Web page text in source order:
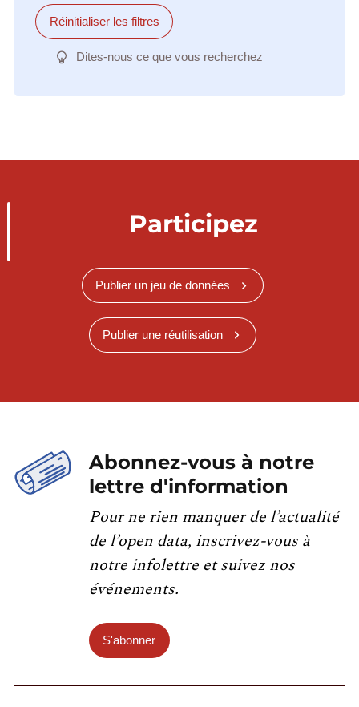
Réinitialiser les filtres
Dites-nous ce que vous recherchez
Participez
Publier un jeu de données
Publier une réutilisation
Abonnez-vous à notre
lettre d'information
Pour ne rien manquer de l’actualité
de l’open data, inscrivez-vous à
notre infolettre et suivez nos
événements.
S'abonner